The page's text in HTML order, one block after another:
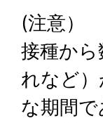
(注意）
接種か
れなど
な期間